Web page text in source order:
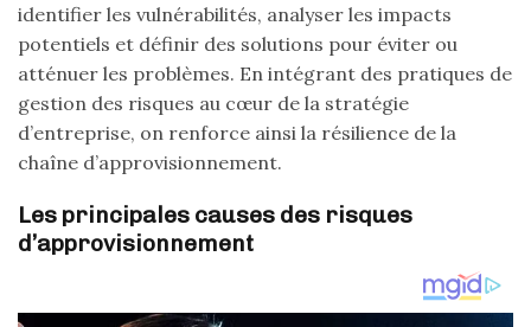
identifier les vulnérabilités, analyser les impacts
potentiels et définir des solutions pour éviter ou
atténuer les problèmes. En intégrant des pratiques de
gestion des risques au cœur de la stratégie
d’entreprise, on renforce ainsi la résilience de la
chaîne d’approvisionnement.
Les principales causes des risques
d’approvisionnement